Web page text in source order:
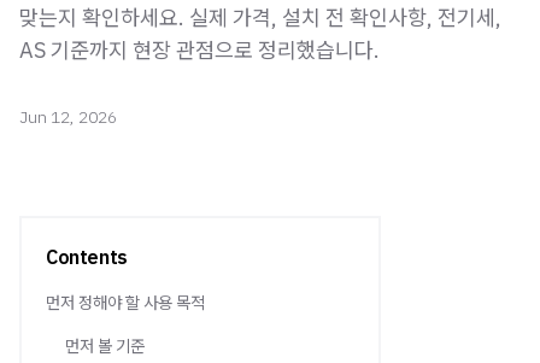
맞는지 확인하세요. 실제 가격, 설치 전 확인사항, 전기세,
AS 기준까지 현장 관점으로 정리했습니다.
Jun 12, 2026
Contents
먼저 정해야 할 사용 목적
먼저 볼 기준